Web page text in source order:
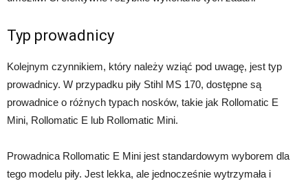
Typ prowadnicy
Kolejnym czynnikiem, który należy wziąć pod uwagę, jest typ
prowadnicy. W przypadku piły Stihl MS 170, dostępne są
prowadnice o różnych typach nosków, takie jak Rollomatic E
Mini, Rollomatic E lub Rollomatic Mini.
Prowadnica Rollomatic E Mini jest standardowym wyborem dla
tego modelu piły. Jest lekka, ale jednocześnie wytrzymała i